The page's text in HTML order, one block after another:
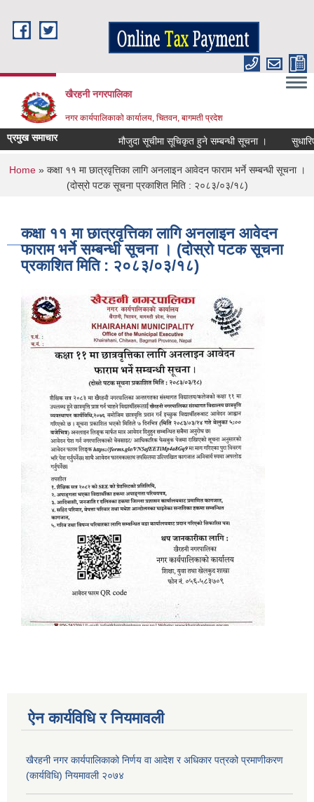
खैरहनी नगरपालिका
नगर कार्यपालिकाको कार्यालय, चितवन, बागमती प्रदेश
प्रमुख समाचार मौजुदा सूचीमा सूचिकृत हुने सम्बन्धी सूचना ।
You are here
Home» कक्षा ११ मा छात्रवृत्तिका लागि अनलाइन आवेदन फाराम भर्ने सम्बन्धी सूचना ।
(दोस्रो पटक सूचना प्रकाशित मिति : २०८३/०३/१८)
कक्षा ११ मा छात्रवृत्तिका लागि अनलाइन आवेदन
फाराम भर्ने सम्बन्धी सूचना । (दोस्रो पटक सूचना
प्रकाशित मिति : २०८३/०३/१८)
ऐन कार्यविधि र नियमावली
खैरहनी नगर कार्यपालिकाको निर्णय वा आदेश र अधिकार पत्रको प्रमाणीकरण
(कार्यविधि) नियमावली २०७४